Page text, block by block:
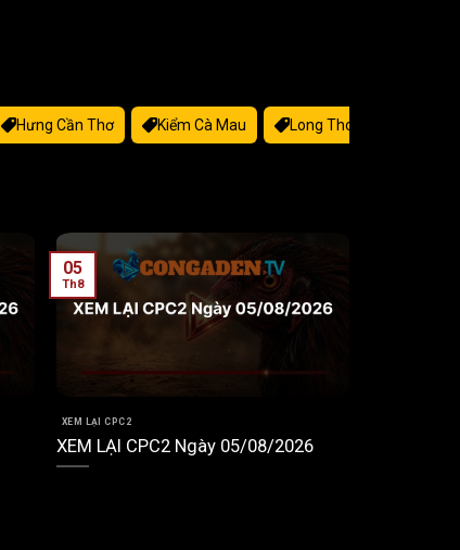
Hưng Cần Thơ Kiểm Cà Mau Long Thomo
XEM LẠI CPC2
XEM LẠI CPC2 Ngày 05/08/2026
05
Th8